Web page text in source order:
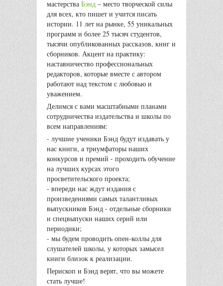
мастерства Бэнд – место творческой силы
для всех, кто пишет и учится писать
истории. 11 лет на рынке, 55 уникальных
программ и более 25 тысяч студентов,
тысячи опубликованных рассказов, книг и
сборников. Акцент на практику:
наставничество профессиональных
редакторов, которые вместе с автором
работают над текстом с любовью и
уважением.
Делимся с вами масштабными планами
сотрудничества издательства и школы по
всем направлениям:
- лучшие ученики Бэнд будут издавать у
нас книги, а триумфаторы наших
конкурсов и премий - проходить обучение
на лучших курсах этого
просветительского проекта;
- впереди нас ждут издания с
произведениями самых талантливых
выпускников Бэнд - отдельные сборники
и спецвыпуски наших серий или
периодики;
- мы будем проводить опен-коллы для
слушателей школы, у которых замысел
книги близок к реализации.
Перископ и Бэнд верят, что вы можете
стать лучше!